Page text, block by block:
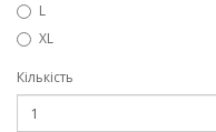
L
XL
Кількість